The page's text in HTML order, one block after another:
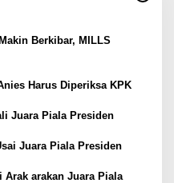
Berkibar, MILLS
Harus Diperiksa KPK
Juara Piala Presiden
Juara Piala Presiden
Arak arakan Juara Piala